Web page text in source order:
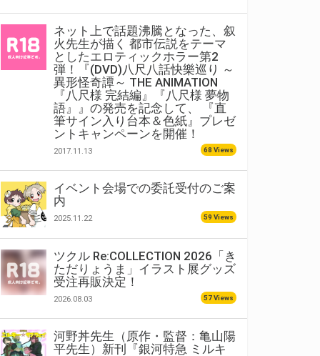
ネット上で話題沸騰となった、叙
火先生が描く 都市伝説をテーマ
としたエロティックホラー第2
弾！『(DVD)八尺八話快樂巡り ～
異形怪奇譚～ THE ANIMATION
『八尺様 完結編』『八尺様 夢物
語』』の発売を記念して、 『直
筆サイン入り台本＆色紙』プレゼ
ントキャンペーンを開催！
2017.11.13 68 Views
イベント会場での委託受付のご案
内
2025.11.22 59 Views
ツクル Re:COLLECTION 2026「き
ただりょうま」イラスト展グッズ
受注再販決定！
2026.08.03 57 Views
河野丼先生（原作・監督：亀山陽
平先生）新刊『銀河特急 ミルキ